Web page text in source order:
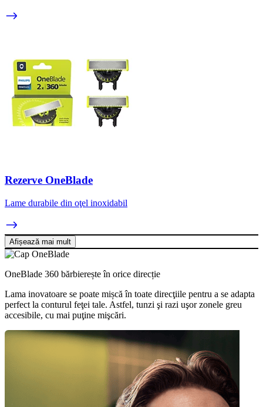
Rezerve OneBlade
Lame durabile din oţel inoxidabil
Afișează mai mult
OneBlade 360 bărbierește în orice direcție
Lama inovatoare se poate mișcă în toate direcţiile pentru a se adapta
perfect la conturul feţei tale. Astfel, tunzi şi razi uşor zonele greu
accesibile, cu mai puţine mişcări.